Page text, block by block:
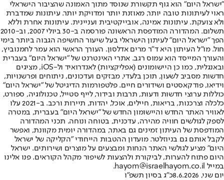
"ישראל היום" הוא גוף תקשורת שנוסד מתוך האמונה שהציבור הישראלי
ראוי לעיתונות טובה יותר, מאוזנת יותר ומדויקת יותר. עיתונות שמדברת
ולא צועקת. עיתונות אמינה, אובייקטיבית ועניינית. עיתונות אחרת וללא
תשלום. המהדורה המודפסת הראשונה פורסמה ב-30 ביולי 2007, וב-2010
הפך "ישראל היום" לעיתון הישראלי בעל שיעור החשיפה הגבוה ביותר בימי
חול. מו"ל העיתון היא ד"ר מרים אדלסון. העורך הראשי הוא עמר לחמנוביץ,
והעורך המייסד הוא עמוס רגב. אתרי האינטרנט של "ישראל היום" בעברית
ובאנגלית, כמו כן היישומונים (אפליקציות) לאנדרואיד ול-iOS, מציגים
חדשות מסביב לשעון, תוכן בלעדי, מבזקים ועדכונים, ניתוחים ופרשנויות,
וידיאו, פודקאסטים ושידורים חיים. פלטפורמות הדיגיטל של "ישראל היום"
כוללות ערוצי חדשות ודעות, תרבות ובידור, לייף סטייל, טכנולוגיה, ספורט,
כלכלה וצרכנות, בריאות, חיילים, אוכל, יהדות, תיירות ורכב. ב-2021 עלו
לאוויר האתר החדש והיישומון החדש של "ישראל היום" בעברית, במטרה
לספק לגולשים חוויה מהירה, עדכנית, בטוחה ונוחה. תכני המהדורה
המודפסת של העיתון זמינים גם באתר, במהדורה יומית מקוונת, ואפשר
לקבל אותם גם בניוזלטר. מועדון ההטבות הייחודי "הקליקה של ישראל
היום" מציע לגולשי האתר הנחות ומבצעים על מוצרים ושירותים. ישראל
היום פתוח להערות, לביקורת ולהצעות לשיפור מקהל הקוראים. פנו אלינו
במייל hayom@israelhayom.co.il.
יום שני, 8.6.2026
כ"ג בסיון תשפ"ו